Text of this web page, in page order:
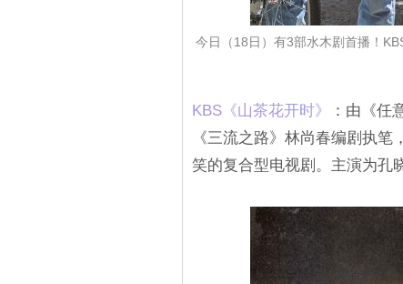
今日（18日）有3部水木剧首播！
KBS《山茶花开时》
：由《任
《三流之路》林尚春编剧执
笑的复合型电视剧。主演为孔